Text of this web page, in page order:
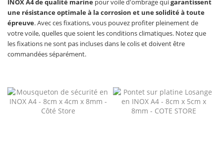
INOX A4 de qualité marine pour voile d'ombrage quigarantissent
une résistance optimale à la corrosion et une solidité à toute
épreuve. Avec ces fixations, vous pouvez profiter pleinement de
votre voile, quelles que soient les conditions climatiques. Notez que
les fixations ne sont pas incluses dans le colis et doivent être
commandées séparément.